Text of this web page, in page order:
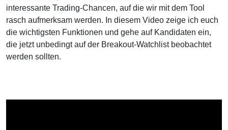
interessante Trading-Chancen, auf die wir mit dem Tool
rasch aufmerksam werden. In diesem Video zeige ich euch
die wichtigsten Funktionen und gehe auf Kandidaten ein,
die jetzt unbedingt auf der Breakout-Watchlist beobachtet
werden sollten.